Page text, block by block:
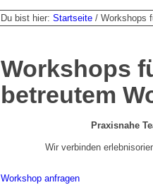
Du bist hier: Startseite / Workshops
Workshops
betreutem
Praxisnahe
Wir verbinden
Workshop anfragen